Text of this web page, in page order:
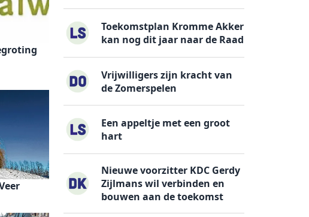
Toekomstplan Kromme Akker
kan nog dit jaar naar de Raad
Vrijwilligers zijn kracht van
de Zomerspelen
Een appeltje met een groot
hart
Nieuwe voorzitter KDC Gerdy
Zijlmans wil verbinden en
bouwen aan de toekomst